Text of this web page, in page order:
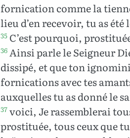
fornication comme la
lieu d’en recevoir, tu as
35 C’est pourquoi,
36 Ainsi parle le Seigneur
dissipé, et que ton
fornications avec tes
auxquelles tu as donné le
37 voici, Je rassemblerai
prostituée, tous ceux que